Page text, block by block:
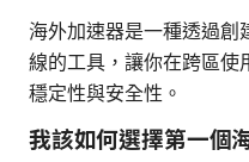
海外加速器是一種透過創
線的工具，讓你在跨區使
穩定性與安全性。
我該如何選擇第一個